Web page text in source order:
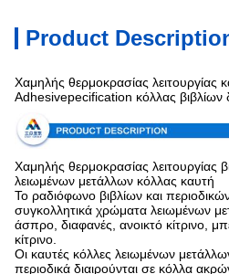
Product
Χαμηλής θερμοκρασίας λειτουργίας
Adhesivepecification κόλλας βιβλίων
Χαμηλής θερμοκρασίας λειτουργίας
λειωμένων μετάλλων κόλλας καυτή
Το ραδιόφωνο βιβλίων και
συγκολλητικά χρώματα λειωμένων
άσπρο, διαφανές, ανοικτό κίτρινο,
κίτρινο.
Οι καυτές κόλλες λειωμένων
περιοδικά διαιρούνται σε κόλλα